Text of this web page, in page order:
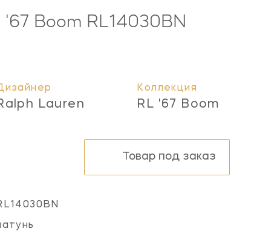
'67 Boom RL14030BN
Lauren
Коллекция
RL '67 Boom
Товар под заказ